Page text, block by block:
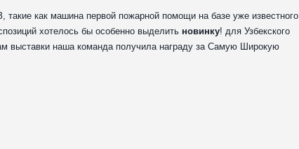
как машина первой пожарной помощи на базе уже известного
хотелось бы особенно выделить новинку! для Узбекского
выставки наша команда получила награду за Самую Широкую